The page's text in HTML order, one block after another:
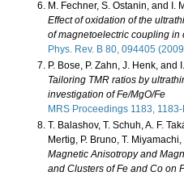
M. Fechner, S. Ostanin, and I.
Effect of oxidation of the
of magnetoelectric coupling in
Phys. Rev. B 80, 094405
P. Bose, P. Zahn, J. Henk, and
Tailoring TMR ratios by
investigation of Fe/MgO/Fe
MRS Proceedings 1183,
T. Balashov, T. Schuh, A. F.
Mertig, P. Bruno, T.
Magnetic Anisotropy and
and Clusters of Fe and Co on